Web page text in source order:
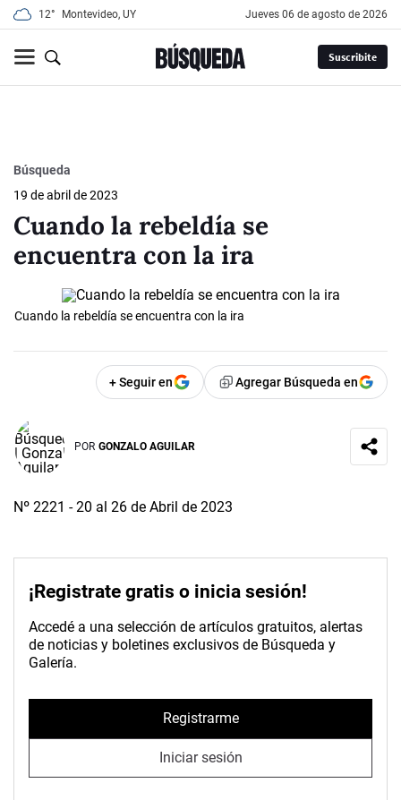
12° Montevideo, UY jueves 06 de agosto de 2026
Suscribite
Búsqueda
19 de abril de 2023
Cuando la rebeldía se
encuentra con la ira
Cuando la rebeldía se encuentra con la ira
+ Seguir en Agregar Búsqueda en
POR GONZALO AGUILAR
Nº 2221 - 20 al 26 de Abril de 2023
¡Registrate gratis o inicia sesión!
Accedé a una selección de artículos gratuitos, alertas
de noticias y boletines exclusivos de Búsqueda y
Galería.
Registrarme
Iniciar sesión